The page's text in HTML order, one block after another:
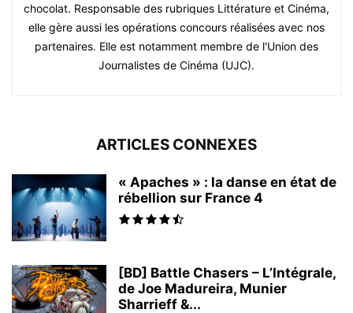
chocolat. Responsable des rubriques Littérature et Cinéma,
elle gère aussi les opérations concours réalisées avec nos
partenaires. Elle est notamment membre de l'Union des
Journalistes de Cinéma (UJC).
ARTICLES CONNEXES
« Apaches » : la danse en état de
rébellion sur France 4
[BD] Battle Chasers – L’Intégrale,
de Joe Madureira, Munier
Sharrieff &...